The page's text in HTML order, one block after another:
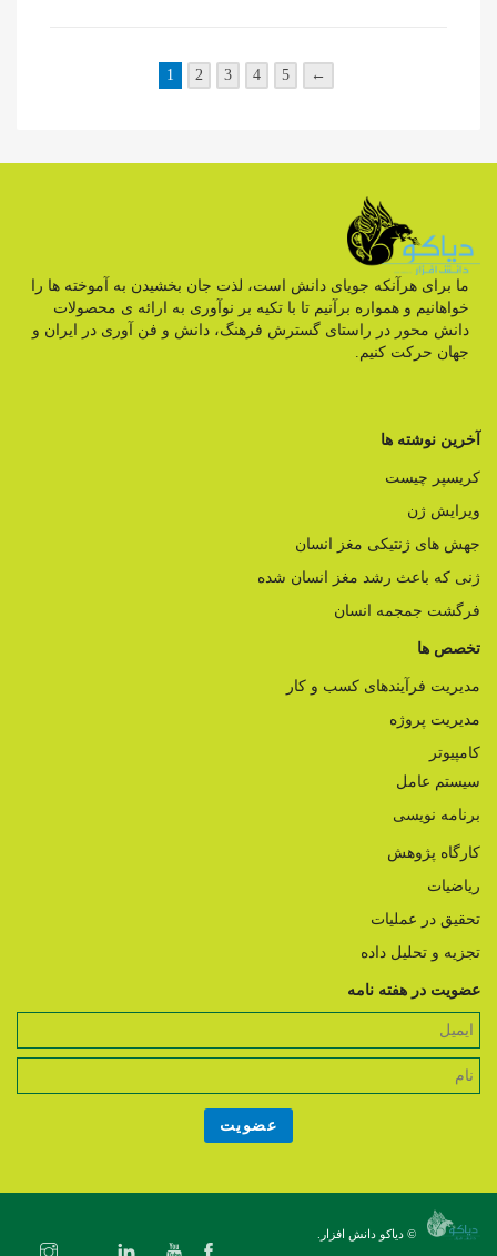
1 2 3 4 5 ←
ما برای هرآنکه جویای دانش است، لذت جان بخشیدن به آموخته ها را
خواهانیم و همواره برآنیم تا با تکیه بر نوآوری به ارائه ی محصولات
دانش محور در راستای گسترش فرهنگ، دانش و فن آوری در ایران و
جهان حرکت کنیم.
آخرین نوشته ها
کریسپر چیست
ویرایش ژن
جهش های ژنتیکی مغز انسان
ژنی که باعث رشد مغز انسان شده
فرگشت جمجمه انسان
تخصص ها
مدیریت فرآیندهای کسب و کار
مدیریت پروژه
کامپیوتر
سیستم عامل
برنامه نویسی
کارگاه پژوهش
ریاضیات
تحقیق در عملیات
تجزیه و تحلیل داده
عضویت در هفته نامه
© دیاکو دانش افزار.